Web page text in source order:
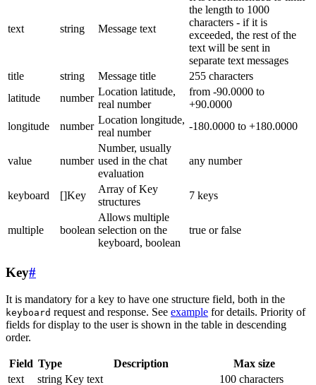
text string Message text
the length to 1000
characters - if it is
exceeded, the rest of the
text will be sent in
separate text messages
title
string Message title
255 characters
latitude
number
Location latitude,
real number
from -90.0000 to
+90.0000
longitude
number
Location longitude,
real number
-180.0000 to +180.0000
value number
Number, usually
used in the chat
evaluation
any number
keyboard []Key
Array of Key
structures
7 keys
multiple boolean
Allows multiple
selection on the
keyboard, boolean
true or false
Key#
It is mandatory for a key to have one structure field, both in the
keyboard request and response. See example for details. Priority of
fields for display to the user is shown in the table in descending
order.
Field Type Description
Max size
text
string Key text
100 characters